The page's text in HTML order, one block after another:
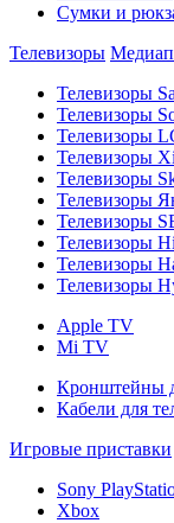
Сумки и
Телевизоры
Телевизоры
Телевизоры
Телевизоры
Телевизоры
Телевизоры
Телевизоры
Телевизоры
Телевизоры
Телевизоры
Телевизоры
Apple TV
Mi TV
Кронштейны
Кабели для
Игровые приставки
Sony
Xbox